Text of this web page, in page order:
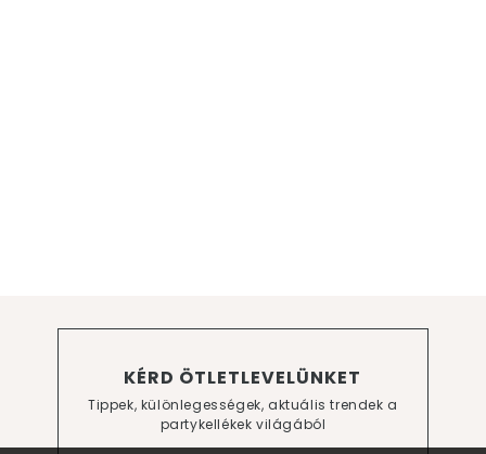
KÉRD ÖTLETLEVELÜNKET
Tippek, különlegességek, aktuális trendek a
partykellékek világából